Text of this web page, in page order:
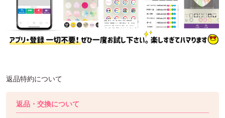
返品特約について
返品・交換について